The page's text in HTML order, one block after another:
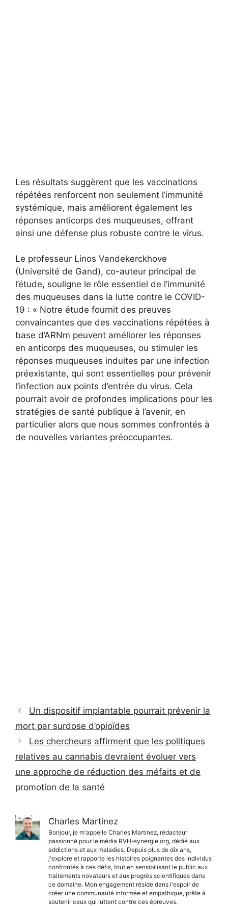
Les résultats suggèrent que les vaccinations
répétées renforcent non seulement l’immunité
systémique, mais améliorent également les
réponses anticorps des muqueuses, offrant
ainsi une défense plus robuste contre le virus.
Le professeur Linos Vandekerckhove
(Université de Gand), co-auteur principal de
l’étude, souligne le rôle essentiel de l’immunité
des muqueuses dans la lutte contre le COVID-
19 : « Notre étude fournit des preuves
convaincantes que des vaccinations répétées à
base d’ARNm peuvent améliorer les réponses
en anticorps des muqueuses, ou stimuler les
réponses muqueuses induites par une infection
préexistante, qui sont essentielles pour prévenir
l’infection aux points d’entrée du virus. Cela
pourrait avoir de profondes implications pour les
stratégies de santé publique à l’avenir, en
particulier alors que nous sommes confrontés à
de nouvelles variantes préoccupantes.
Un dispositif implantable pourrait prévenir la
mort par surdose d’opioïdes
Les chercheurs affirment que les politiques
relatives au cannabis devraient évoluer vers
une approche de réduction des méfaits et de
promotion de la santé
Charles Martinez
Bonjour, je m'appelle Charles Martinez, rédacteur
passionné pour le média RVH-synergie.org, dédié aux
addictions et aux maladies. Depuis plus de dix ans,
j'explore et rapporte les histoires poignantes des individus
confrontés à ces défis, tout en sensibilisant le public aux
traitements novateurs et aux progrès scientifiques dans
ce domaine. Mon engagement réside dans l'espoir de
créer une communauté informée et empathique, prête à
soutenir ceux qui luttent contre ces épreuves.